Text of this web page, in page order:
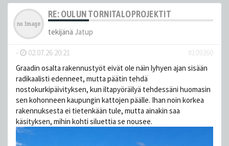
RE: OULUN TORNITALOPROJEKTIT
tekijänä Jatup
- 02.07.26 20:21
#109260
Graadin osalta rakennustyöt eivät ole näin lyhyen ajan sisään
radikaalisti edenneet, mutta päätin tehdä
nostokurkipäivityksen, kun iltapyöräilyä tehdessäni huomasin
sen kohonneen kaupungin kattojen päälle. Ihan noin korkea
rakennuksesta ei tietenkään tule, mutta ainakin saa
käsityksen, mihin kohti siluettia se nousee.